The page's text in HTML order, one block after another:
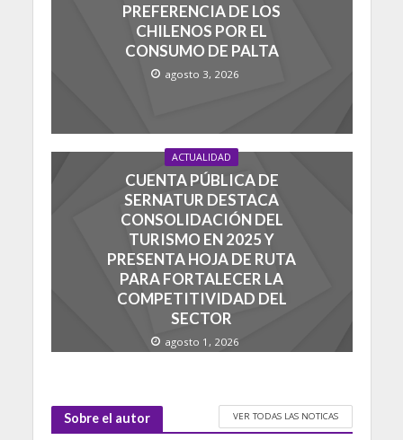
PREFERENCIA DE LOS
CHILENOS POR EL
CONSUMO DE PALTA
agosto 3, 2026
ACTUALIDAD
CUENTA PÚBLICA DE
SERNATUR DESTACA
CONSOLIDACIÓN DEL
TURISMO EN 2025 Y
PRESENTA HOJA DE RUTA
PARA FORTALECER LA
COMPETITIVIDAD DEL
SECTOR
agosto 1, 2026
Sobre el autor VER TODAS LAS NOTICAS